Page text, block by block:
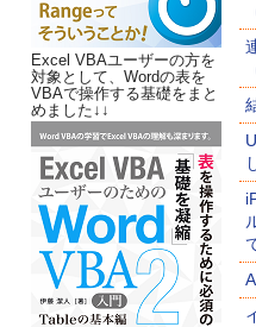
Excel VBAユーザーの方を
対象として、Wordの表を
VBAで操作する基礎をまと
めました↓↓